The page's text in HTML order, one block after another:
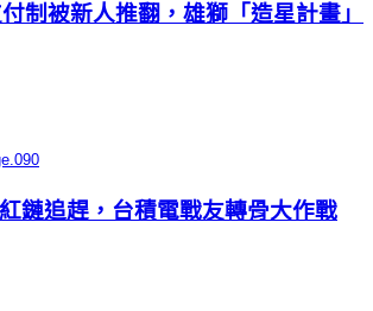
制被新人推翻，雄獅「造星計畫」
鏈追趕，台積電戰友轉骨大作戰